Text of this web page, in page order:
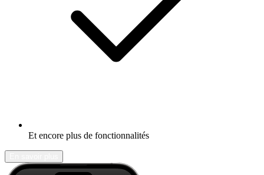
Et encore plus de fonctionnalités